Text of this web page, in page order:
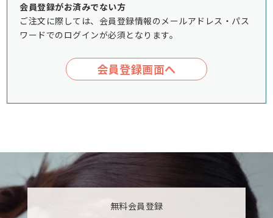
会員登録がお済みでない方
ご注文に際しては、会員登録情報のメールアドレス・パス
ワードでのログインが必須となります。
会員登録画面へ
無料会員登録